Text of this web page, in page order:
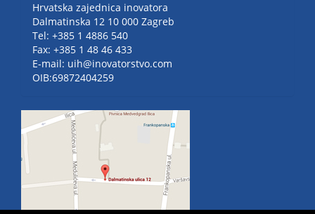
Hrvatska zajednica inovatora
Dalmatinska 12 10 000 Zagreb
Tel: +385 1 4886 540
Fax: +385 1 48 46 433
E-mail: uih@inovatorstvo.com
OIB:69872404259